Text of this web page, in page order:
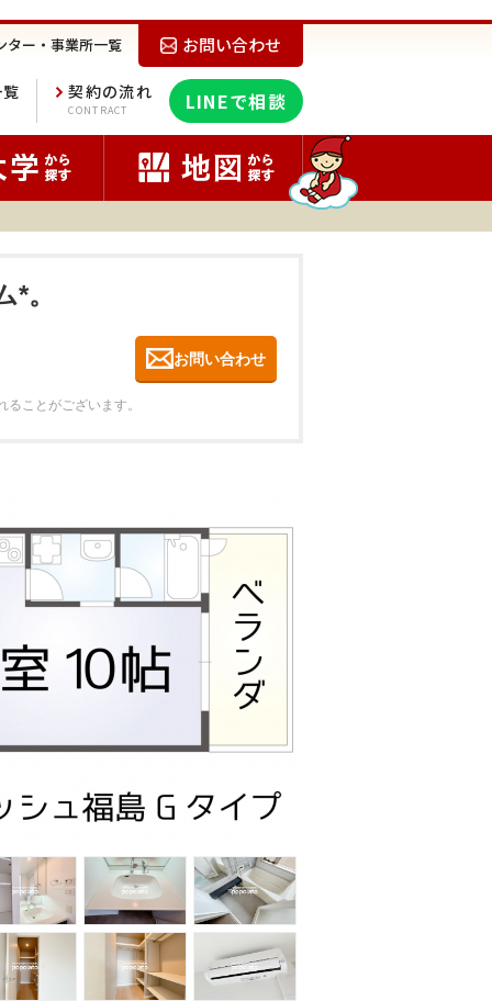
お問い合わせ
ター・事業所一覧
LINEで相談
契約の流れ
CONTRACT
。
お問い合わせ
ことがございます。